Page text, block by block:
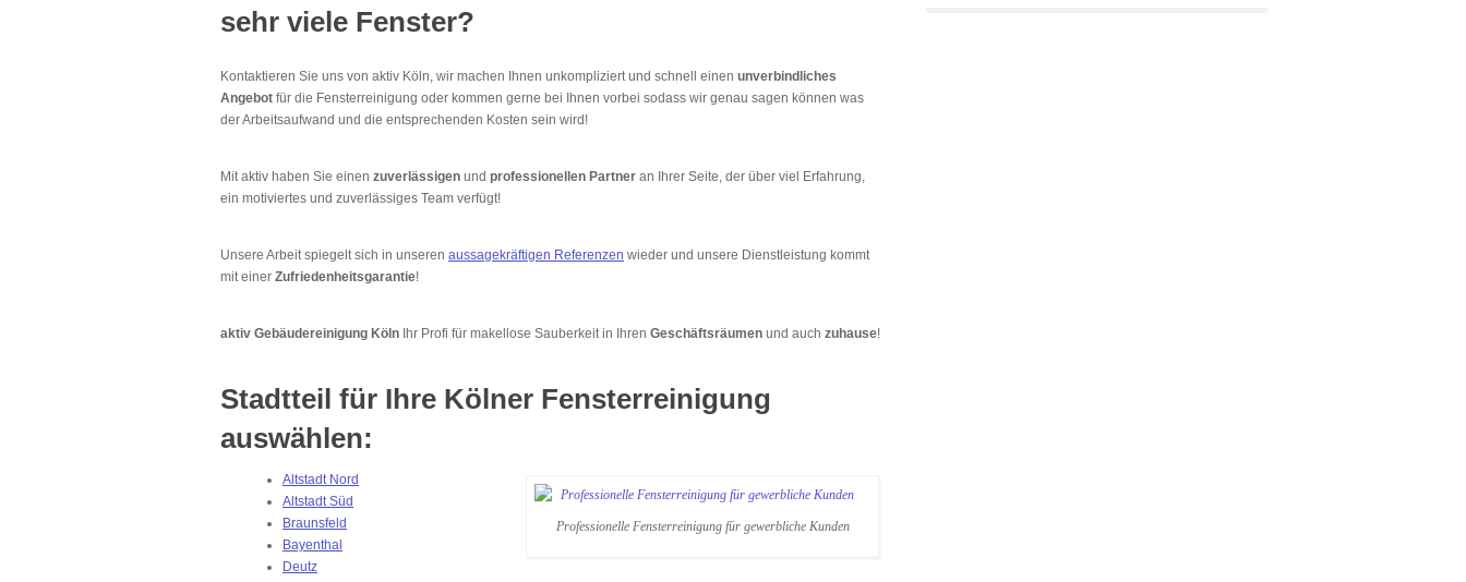
sehr viele Fenster?
Kontaktieren Sie uns von aktiv Köln, wir machen Ihnen unkompliziert und schnell einen unverbindliches
Angebot für die Fensterreinigung oder kommen gerne bei Ihnen vorbei sodass wir genau sagen können was
der Arbeitsaufwand und die entsprechenden Kosten sein wird!
Mit aktiv haben Sie einen zuverlässigen und professionellen Partner an Ihrer Seite, der über viel Erfahrung,
ein motiviertes und zuverlässiges Team verfügt!
Unsere Arbeit spiegelt sich in unseren aussagekräftigen Referenzen wieder und unsere Dienstleistung kommt
mit einer Zufriedenheitsgarantie!
aktiv Gebäudereinigung Köln Ihr Profi für makellose Sauberkeit in Ihren Geschäftsräumen und auch zuhause!
Stadtteil für Ihre Kölner Fensterreinigung
auswählen:
Professionelle Fensterreinigung für gewerbliche Kunden
Altstadt Nord
Altstadt Süd
Braunsfeld
Bayenthal
Deutz